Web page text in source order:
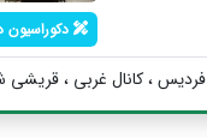
دکوراسیون
فردیس ، کانال غربی ، قریشی